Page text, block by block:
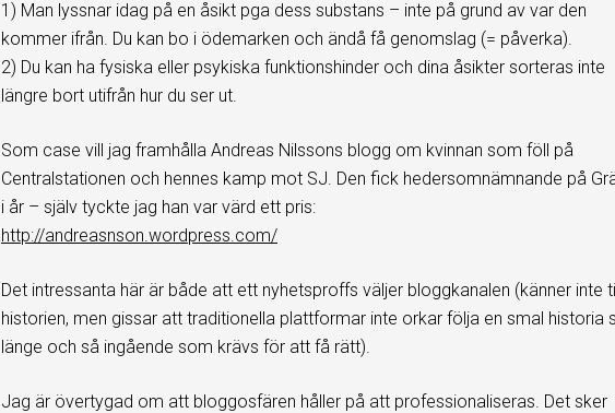
1) Man lyssnar idag på en åsikt pga dess substans – inte på grund av var den
kommer ifrån. Du kan bo i ödemarken och ändå få genomslag (= påverka).
2) Du kan ha fysiska eller psykiska funktionshinder och dina åsikter sorteras inte
längre bort utifrån hur du ser ut.
Som case vill jag framhålla Andreas Nilssons blogg om kvinnan som föll på
Centralstationen och hennes kamp mot SJ. Den fick hedersomnämnande på
i år – själv tyckte jag han var värd ett pris:
http://andreasnson.wordpress.com/
Det intressanta här är både att ett nyhetsproffs väljer bloggkanalen (känner inte
historien, men gissar att traditionella plattformar inte orkar följa en smal historia
länge och så ingående som krävs för att få rätt).
Jag är övertygad om att bloggosfären håller på att professionaliseras. Det sker